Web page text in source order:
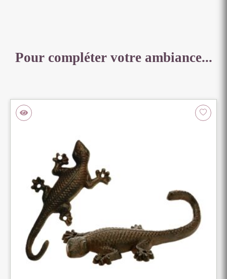
Pour compléter votre ambiance...